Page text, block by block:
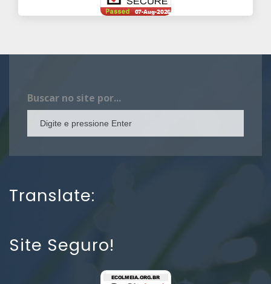
Buscar no site por...
Translate:
Site Seguro!